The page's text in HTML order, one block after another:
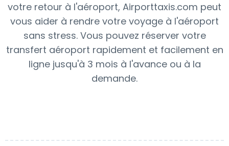
votre retour à l'aéroport, Airporttaxis.com peut
vous aider à rendre votre voyage à l'aéroport
sans stress. Vous pouvez réserver votre
transfert aéroport rapidement et facilement en
ligne jusqu'à 3 mois à l'avance ou à la
demande.